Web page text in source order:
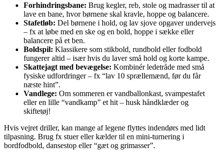
Forhindringsbane: Brug kegler, reb, stole og madrasser til at
lave en bane, hvor børnene skal kravle, hoppe og balancere.
Stafetløb: Del børnene i hold, og lav sjove opgaver undervejs
– fx at løbe med en ske og en bold, hoppe i sække eller
balancere på et ben.
Boldspil: Klassikere som stikbold, rundbold eller fodbold
fungerer altid – især hvis du laver små hold og korte kampe.
Skattejagt med bevægelse: Kombinér ledetråde med små
fysiske udfordringer – fx “lav 10 sprællemænd, før du får
næste hint”.
Vandlege: Om sommeren er vandballonkast, svampestafet
eller en lille “vandkamp” et hit – husk håndklæder og
skiftetøj!
Hvis vejret driller, kan mange af legene flyttes indendørs med lidt
tilpasning. Brug fx stuer eller kælder til en mini-turnering i
bordfodbold, dansestop eller “gæt og grimasser”.